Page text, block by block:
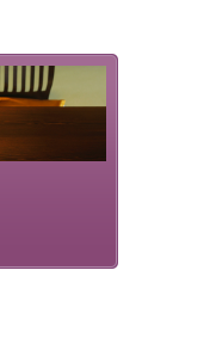
追加される
のプランを
せ。